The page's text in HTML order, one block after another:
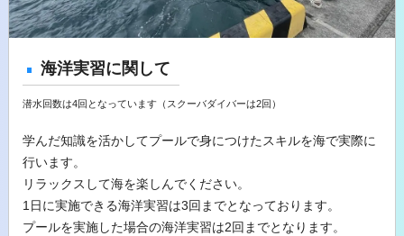
海洋実習に関して
潜水回数は4回となっています（スクーバダイバーは2回）
学んだ知識を活かしてプールで身につけたスキルを海で実際に
行います。
リラックスして海を楽しんでください。
1日に実施できる海洋実習は3回までとなっております。
プールを実施した場合の海洋実習は2回までとなります。